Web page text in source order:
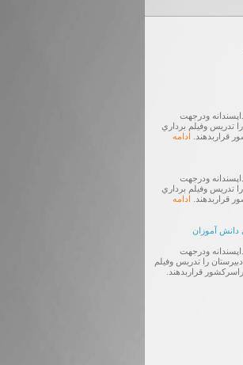
ودرجهت
تدريس وفيلم برداري
قراربدهند.
ادامه
ودرجهت
تدريس وفيلم برداري
قراربدهند.
ادامه
دانش آموزان
ودرجهت
را تدريس وفيلم
قراربدهند.